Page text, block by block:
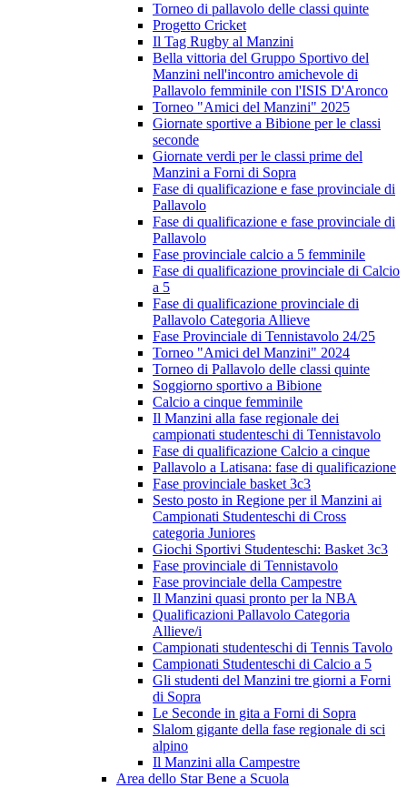
Torneo di pallavolo delle classi quinte
Progetto Cricket
Il Tag Rugby al Manzini
Bella vittoria del Gruppo Sportivo del
Manzini nell'incontro amichevole di
Pallavolo femminile con l'ISIS D'Aronco
Torneo "Amici del Manzini" 2025
Giornate sportive a Bibione per le classi
seconde
Giornate verdi per le classi prime del
Manzini a Forni di Sopra
Fase di qualificazione e fase provinciale di
Pallavolo
Fase di qualificazione e fase provinciale di
Pallavolo
Fase provinciale calcio a 5 femminile
Fase di qualificazione provinciale di Calcio
a 5
Fase di qualificazione provinciale di
Pallavolo Categoria Allieve
Fase Provinciale di Tennistavolo 24/25
Torneo "Amici del Manzini" 2024
Torneo di Pallavolo delle classi quinte
Soggiorno sportivo a Bibione
Calcio a cinque femminile
Il Manzini alla fase regionale dei
campionati studenteschi di Tennistavolo
Fase di qualificazione Calcio a cinque
Pallavolo a Latisana: fase di qualificazione
Fase provinciale basket 3c3
Sesto posto in Regione per il Manzini ai
Campionati Studenteschi di Cross
categoria Juniores
Giochi Sportivi Studenteschi: Basket 3c3
Fase provinciale di Tennistavolo
Fase provinciale della Campestre
Il Manzini quasi pronto per la NBA
Qualificazioni Pallavolo Categoria
Allieve/i
Campionati studenteschi di Tennis Tavolo
Campionati Studenteschi di Calcio a 5
Gli studenti del Manzini tre giorni a Forni
di Sopra
Le Seconde in gita a Forni di Sopra
Slalom gigante della fase regionale di sci
alpino
Il Manzini alla Campestre
Area dello Star Bene a Scuola